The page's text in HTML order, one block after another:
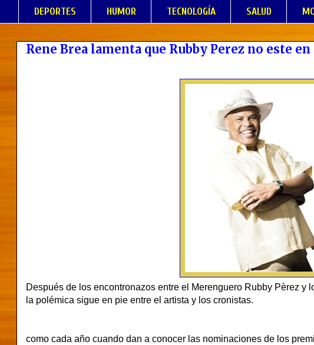
DEPORTES HUMOR TECNOLOGÍA SALUD
Rene Brea lamenta que Rubby Perez no este en
Después de los encontronazos entre el Merenguero Rubby Pèrez y
la polémica sigue en pie entre el artista y los cronistas.
como cada año cuando dan a conocer las nominaciones de los